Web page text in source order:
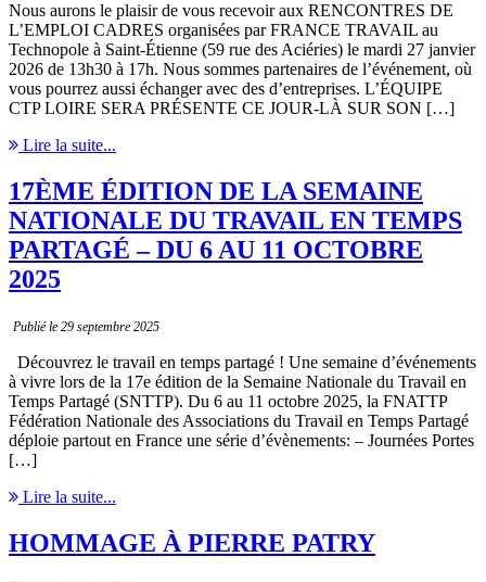
Nous aurons le plaisir de vous recevoir aux RENCONTRES DE
L’EMPLOI CADRES organisées par FRANCE TRAVAIL au
Technopole à Saint-Étienne (59 rue des Aciéries) le mardi 27 janvier
2026 de 13h30 à 17h. Nous sommes partenaires de l’événement, où
vous pourrez aussi échanger avec des d’entreprises. L’ÉQUIPE
CTP LOIRE SERA PRÉSENTE CE JOUR-LÀ SUR SON […]
Lire la suite...
17ÈME ÉDITION DE LA SEMAINE
NATIONALE DU TRAVAIL EN TEMPS
PARTAGÉ – DU 6 AU 11 OCTOBRE
2025
Publié le 29 septembre 2025
Découvrez le travail en temps partagé ! Une semaine d’événements
à vivre lors de la 17e édition de la Semaine Nationale du Travail en
Temps Partagé (SNTTP). Du 6 au 11 octobre 2025, la FNATTP
Fédération Nationale des Associations du Travail en Temps Partagé
déploie partout en France une série d’évènements: – Journées Portes
[…]
Lire la suite...
HOMMAGE À PIERRE PATRY